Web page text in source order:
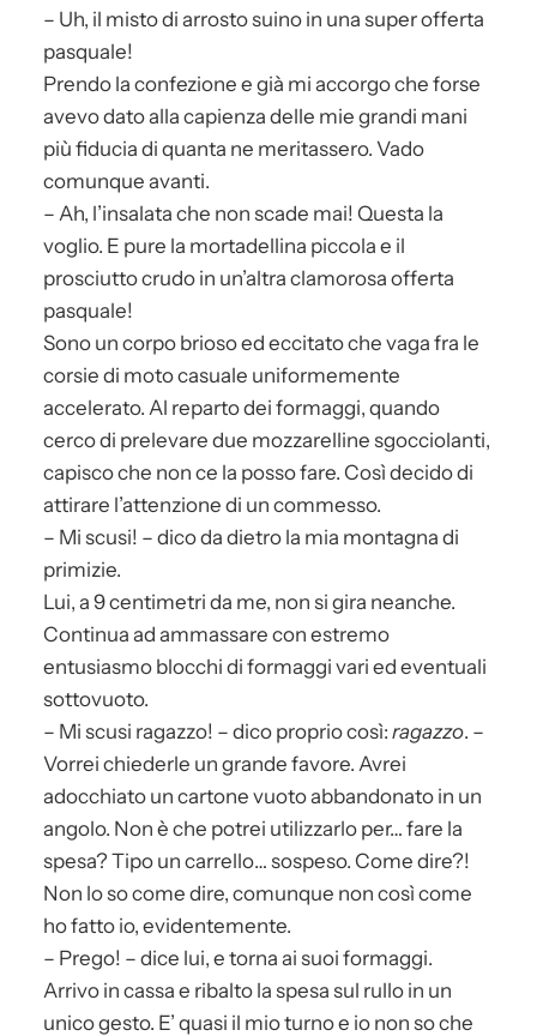
– Uh, il misto di arrosto suino in una super offerta
pasquale!
Prendo la confezione e già mi accorgo che forse
avevo dato alla capienza delle mie grandi mani
più fiducia di quanta ne meritassero. Vado
comunque avanti.
– Ah, l’insalata che non scade mai! Questa la
voglio. E pure la mortadellina piccola e il
prosciutto crudo in un’altra clamorosa offerta
pasquale!
Sono un corpo brioso ed eccitato che vaga fra le
corsie di moto casuale uniformemente
accelerato. Al reparto dei formaggi, quando
cerco di prelevare due mozzarelline sgocciolanti,
capisco che non ce la posso fare. Così decido di
attirare l’attenzione di un commesso.
– Mi scusi! – dico da dietro la mia montagna di
primizie.
Lui, a 9 centimetri da me, non si gira neanche.
Continua ad ammassare con estremo
entusiasmo blocchi di formaggi vari ed eventuali
sottovuoto.
– Mi scusi ragazzo! – dico proprio così: ragazzo. –
Vorrei chiederle un grande favore. Avrei
adocchiato un cartone vuoto abbandonato in un
angolo. Non è che potrei utilizzarlo per… fare la
spesa? Tipo un carrello… sospeso. Come dire?!
Non lo so come dire, comunque non così come
ho fatto io, evidentemente.
– Prego! – dice lui, e torna ai suoi formaggi.
Arrivo in cassa e ribalto la spesa sul rullo in un
unico gesto. E’ quasi il mio turno e io non so che